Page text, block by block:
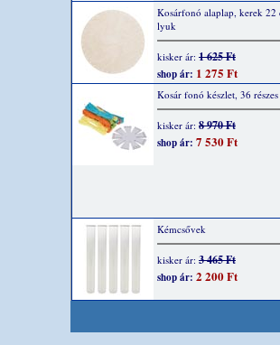
Kosárfonó alaplap, kerek 22
lyuk
kisker ár: 1 625 Ft
shop ár: 1 275 Ft
Kosár fonó készlet, 36 részes
kisker ár: 8 970 Ft
shop ár: 7 530 Ft
Kémcsővek
kisker ár: 3 465 Ft
shop ár: 2 200 Ft